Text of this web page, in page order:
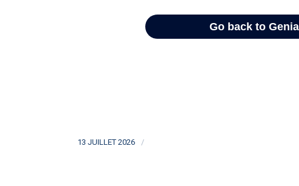
13 JUILLET 2026 /